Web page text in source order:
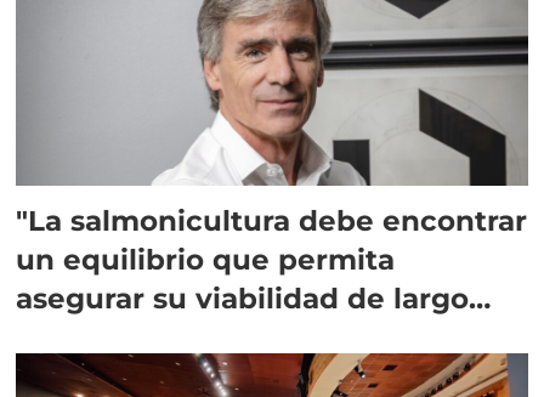
"La salmonicultura debe encontrar
un equilibrio que permita
asegurar su viabilidad de largo